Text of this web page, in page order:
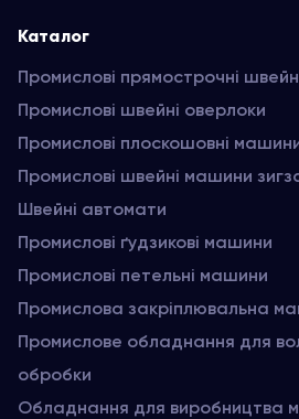
Каталог
Промислові прямострочні
Промислові швейні оверлоки
Промислові плоскошовні
Промислові швейні машини
Швейні автомати
Промислові ґудзикові машини
Промислові петельні машини
Промислова закріплювальна
Промислове обладнання для
обробки
Обладнання для виробництва